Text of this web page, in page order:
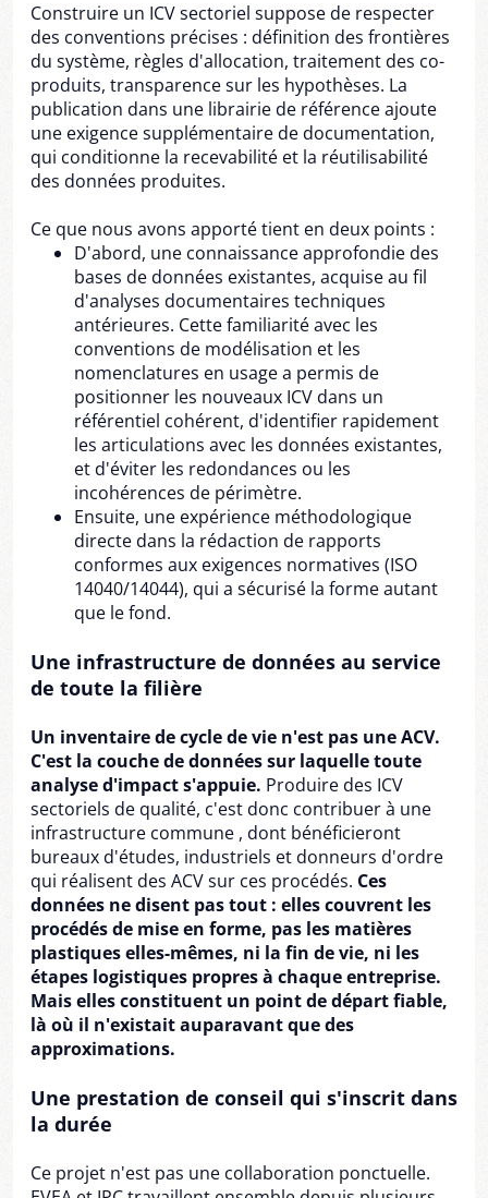
Construire un ICV sectoriel suppose de respecter
des conventions précises : définition des frontières
du système, règles d'allocation, traitement des co-
produits, transparence sur les hypothèses. La
publication dans une librairie de référence ajoute
une exigence supplémentaire de documentation,
qui conditionne la recevabilité et la réutilisabilité
des données produites.
Ce que nous avons apporté tient en deux points :
D'abord, une connaissance approfondie des
bases de données existantes, acquise au fil
d'analyses documentaires techniques
antérieures. Cette familiarité avec les
conventions de modélisation et les
nomenclatures en usage a permis de
positionner les nouveaux ICV dans un
référentiel cohérent, d'identifier rapidement
les articulations avec les données existantes,
et d'éviter les redondances ou les
incohérences de périmètre.
Ensuite, une expérience méthodologique
directe dans la rédaction de rapports
conformes aux exigences normatives (ISO
14040/14044), qui a sécurisé la forme autant
que le fond.
Une infrastructure de données au service
de toute la filière
Un inventaire de cycle de vie n'est pas une ACV.
C'est la couche de données sur laquelle toute
analyse d'impact s'appuie. Produire des ICV
sectoriels de qualité, c'est donc contribuer à une
infrastructure commune , dont bénéficieront
bureaux d'études, industriels et donneurs d'ordre
qui réalisent des ACV sur ces procédés. Ces
données ne disent pas tout : elles couvrent les
procédés de mise en forme, pas les matières
plastiques elles-mêmes, ni la fin de vie, ni les
étapes logistiques propres à chaque entreprise.
Mais elles constituent un point de départ fiable,
là où il n'existait auparavant que des
approximations.
Une prestation de conseil qui s'inscrit dans
la durée
Ce projet n'est pas une collaboration ponctuelle.